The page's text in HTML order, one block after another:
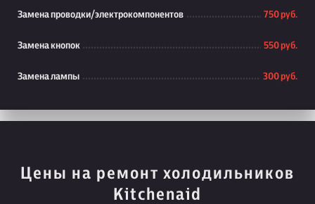
Замена проводки/электрокомпонентов 750 руб.
Замена кнопок 550 руб.
Замена лампы 300 руб.
Цены на ремонт холодильников
Kitchenaid